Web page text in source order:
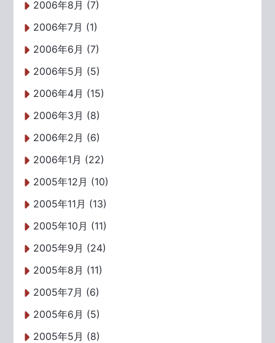
2006年8月 (7)
2006年7月 (1)
2006年6月 (7)
2006年5月 (5)
2006年4月 (15)
2006年3月 (8)
2006年2月 (6)
2006年1月 (22)
2005年12月 (10)
2005年11月 (13)
2005年10月 (11)
2005年9月 (24)
2005年8月 (11)
2005年7月 (6)
2005年6月 (5)
2005年5月 (8)